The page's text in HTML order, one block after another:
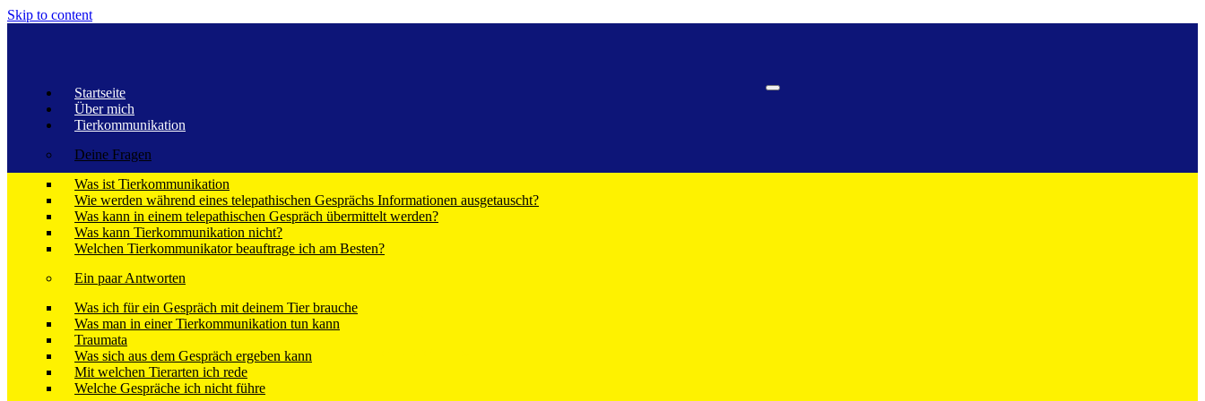
Skip to content
Startseite
Über mich
Tierkommunikation
Deine Fragen
Was ist Tierkommunikation
Wie werden während eines telepathischen Gesprächs Informationen ausgetauscht?
Was kann in einem telepathischen Gespräch übermittelt werden?
Was kann Tierkommunikation nicht?
Welchen Tierkommunikator beauftrage ich am Besten?
Ein paar Antworten
Was ich für ein Gespräch mit deinem Tier brauche
Was man in einer Tierkommunikation tun kann
Traumata
Was sich aus dem Gespräch ergeben kann
Mit welchen Tierarten ich rede
Welche Gespräche ich nicht führe